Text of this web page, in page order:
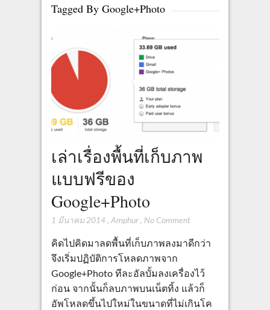
Tagged By Google+Photo
เล่าเรื่องพื้นที่เก็บภาพ
แบบฟรีของ
Google+Photo
1 มีนาคม 2014 , Amphur, No Comment
คิดไปคิดมาลดพื้นที่เก็บภาพลงมาดีกว่า
จึงเริ่มปฏิบัติการโหลดภาพจาก
Google+Photo ทีละอัลบั้มลงเครื่องไว้
ก่อน จากนั้นก็ลบภาพบนเน็ตทิ้ง แล้วก็
อัพโหลดขึ้นไปใหม่ในขนาดที่ไม่เกินโค